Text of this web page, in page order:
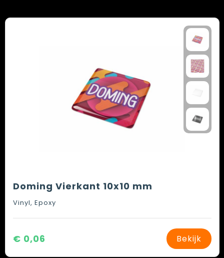
Doming Vierkant 10x10 mm
Vinyl, Epoxy
€ 0,06 Bekijk